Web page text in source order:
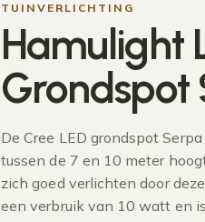
TUINVERLICHTING
Hamulight
Grondspot
De Cree LED grondspot
tussen de 7 en 10 meter
zich goed verlichten door
een verbruik van 10 watt en